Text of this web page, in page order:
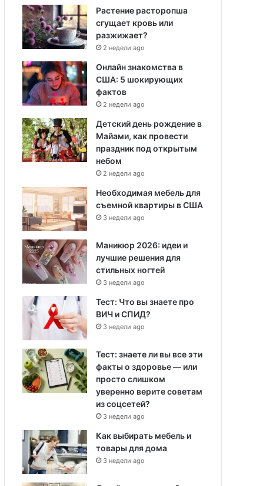
Растение расторопша
сгущает кровь или
разжижает?
2 недели ago
Онлайн знакомства в
США: 5 шокирующих
фактов
2 недели ago
Детский день рождение в
Майами, как провести
праздник под открытым
небом
2 недели ago
Необходимая мебель для
съемной квартиры в США
3 недели ago
Маникюр 2026: идеи и
лучшие решения для
стильных ногтей
3 недели ago
Тест: Что вы знаете про
ВИЧ и СПИД?
3 недели ago
Тест: знаете ли вы все эти
факты о здоровье — или
просто слишком
уверенно верите советам
из соцсетей?
3 недели ago
Как выбирать мебель и
товары для дома
3 недели ago